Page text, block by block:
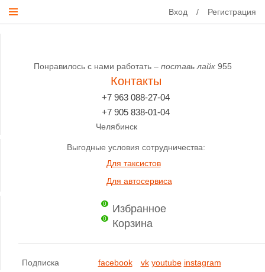
Вход / Регистрация
Понравилось с нами работать – поставь лайк 955
Контакты
+7 963 088-27-04
+7 905 838-01-04
Челябинск
Выгодные условия сотрудничества:
Для таксистов
Для автосервиса
0 Избранное
0 Корзина
Подписка facebook vk youtube instagram